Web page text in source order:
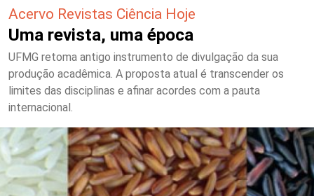
Acervo Revistas Ciência Hoje
Uma revista, uma época
UFMG retoma antigo instrumento de divulgação da sua
produção acadêmica. A proposta atual é transcender os
limites das disciplinas e afinar acordes com a pauta
internacional.